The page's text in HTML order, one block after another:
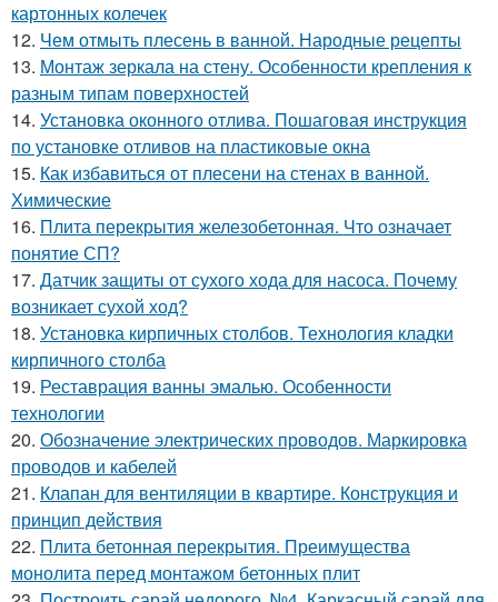
картонных колечек
12. Чем отмыть плесень в ванной. Народные рецепты
13. Монтаж зеркала на стену. Особенности крепления к
разным типам поверхностей
14. Установка оконного отлива. Пошаговая инструкция
по установке отливов на пластиковые окна
15. Как избавиться от плесени на стенах в ванной.
Химические
16. Плита перекрытия железобетонная. Что означает
понятие СП?
17. Датчик защиты от сухого хода для насоса. Почему
возникает сухой ход?
18. Установка кирпичных столбов. Технология кладки
кирпичного столба
19. Реставрация ванны эмалью. Особенности
технологии
20. Обозначение электрических проводов. Маркировка
проводов и кабелей
21. Клапан для вентиляции в квартире. Конструкция и
принцип действия
22. Плита бетонная перекрытия. Преимущества
монолита перед монтажом бетонных плит